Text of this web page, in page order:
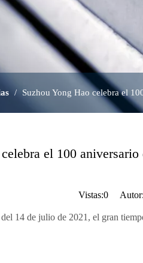
/ Suzhou Yong Hao celebra el
el 100
Vistas:0
14 de julio de 2021, el gran